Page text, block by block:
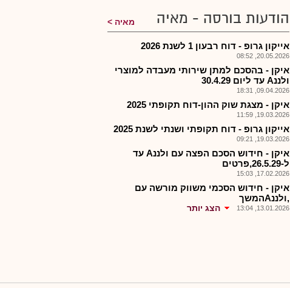
הודעות בורסה - מאיה מאיה
אייקון גרופ - דוח רבעון 1 לשנת 2026
20.05.2026, 08:52
איקן - בהסכם למתן שירותי מעבדה למוצרי
ולננA עד ליום 30.4.29
09.04.2026, 18:31
איקן - מצגת שוק ההון-דוח תקופתי 2025
19.03.2026, 11:59
אייקון גרופ - דוח תקופתי ושנתי לשנת 2025
19.03.2026, 09:21
איקן - חידוש הסכם הפצה עם ולננA עד
ל-26.5.29,פרטים
17.02.2026, 15:03
איקן - חידוש הסכמי משווק מורשה עם
,ולננAהמשך
13.01.2026, 13:04 הצג יותר